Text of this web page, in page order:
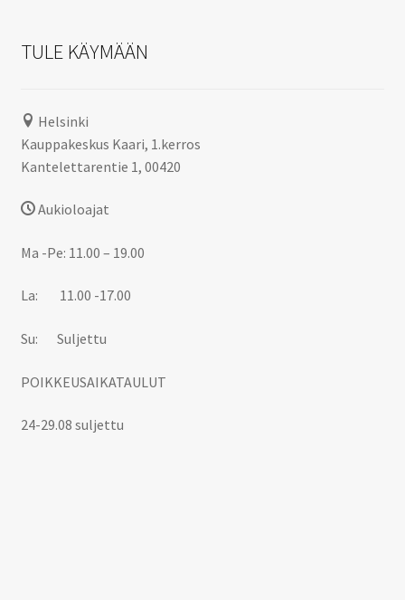
TULE KÄYMÄÄN
Helsinki
Kauppakeskus Kaari, 1.kerros
Kantelettarentie 1, 00420
Aukioloajat
Ma -Pe: 11.00 – 19.00
La: 11.00 -17.00
Su: Suljettu
POIKKEUSAIKATAULUT
24-29.08 suljettu